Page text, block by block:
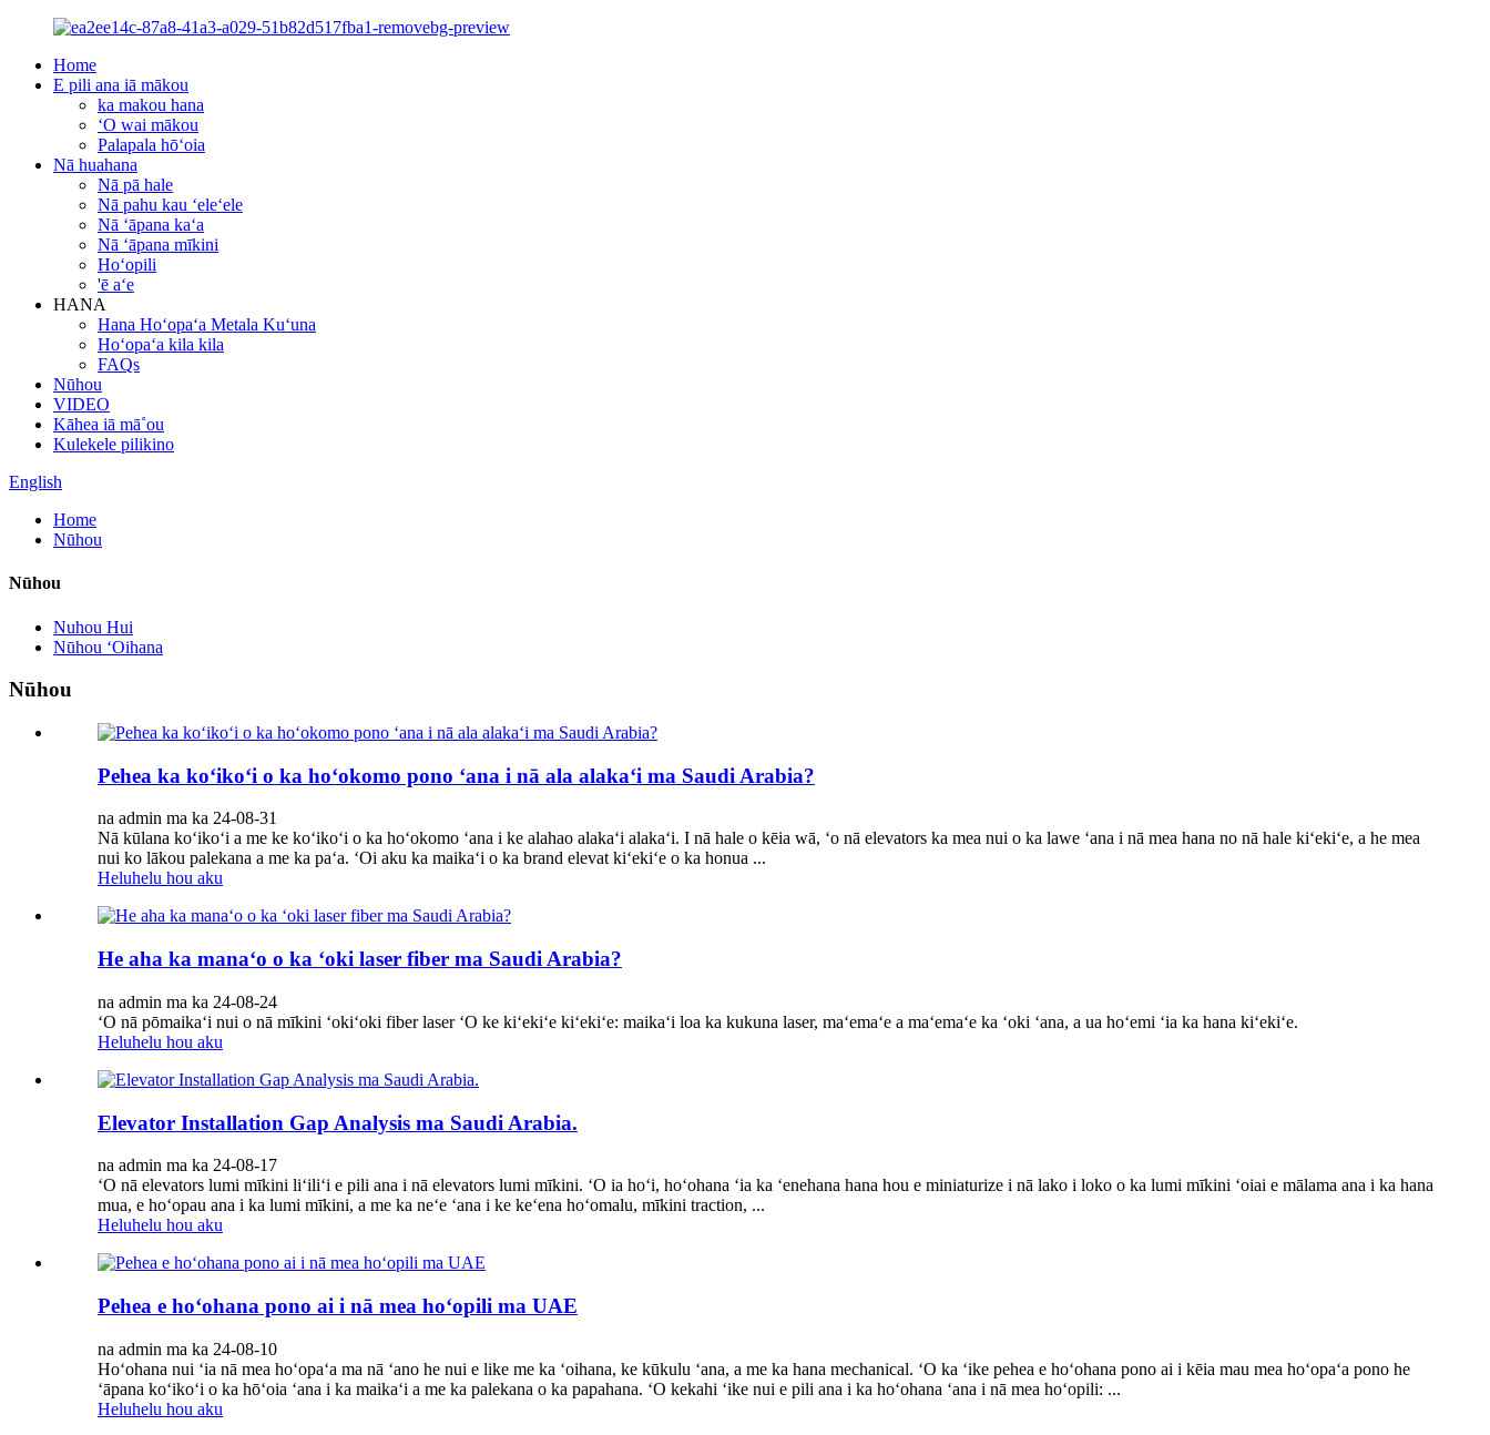
Home
E pili ana iā mākou
ka makou hana
ʻO wai mākou
Palapala hōʻoia
Nā huahana
Nā pā hale
Nā pahu kau ʻeleʻele
Nā ʻāpana kaʻa
Nā ʻāpana mīkini
Hoʻopili
'ē aʻe
HANA
Hana Hoʻopaʻa Metala Kuʻuna
Hoʻopaʻa kila kila
FAQs
Nūhou
VIDEO
Kāhea iā mā˚ou
Kulekele pilikino
English
Home
Nūhou
Nūhou
Nuhou Hui
Nūhou ʻOihana
Nūhou
Pehea ka koʻikoʻi o ka hoʻokomo pono ʻana i nā ala alakaʻi ma Saudi Arabia?
na admin ma ka 24-08-31
Nā kūlana koʻikoʻi a me ke koʻikoʻi o ka hoʻokomo ʻana i ke alahao alakaʻi alakaʻi. I nā hale o kēia wā, ʻo nā elevators ka mea nui o ka lawe ʻana i nā mea hana no nā hale kiʻekiʻe, a he mea
nui ko lākou palekana a me ka paʻa. ʻOi aku ka maikaʻi o ka brand elevat kiʻekiʻe o ka honua ...
Heluhelu hou aku
He aha ka manaʻo o ka ʻoki laser fiber ma Saudi Arabia?
na admin ma ka 24-08-24
ʻO nā pōmaikaʻi nui o nā mīkini ʻokiʻoki fiber laser ʻO ke kiʻekiʻe kiʻekiʻe: maikaʻi loa ka kukuna laser, maʻemaʻe a maʻemaʻe ka ʻoki ʻana, a ua hoʻemi ʻia ka hana kiʻekiʻe.
Heluhelu hou aku
Elevator Installation Gap Analysis ma Saudi Arabia.
na admin ma ka 24-08-17
ʻO nā elevators lumi mīkini liʻiliʻi e pili ana i nā elevators lumi mīkini. ʻO ia hoʻi, hoʻohana ʻia ka ʻenehana hana hou e miniaturize i nā lako i loko o ka lumi mīkini ʻoiai e mālama ana i ka hana
mua, e hoʻopau ana i ka lumi mīkini, a me ka neʻe ʻana i ke keʻena hoʻomalu, mīkini traction, ...
Heluhelu hou aku
Pehea e hoʻohana pono ai i nā mea hoʻopili ma UAE
na admin ma ka 24-08-10
Hoʻohana nui ʻia nā mea hoʻopaʻa ma nā ʻano he nui e like me ka ʻoihana, ke kūkulu ʻana, a me ka hana mechanical. ʻO ka ʻike pehea e hoʻohana pono ai i kēia mau mea hoʻopaʻa pono he
ʻāpana koʻikoʻi o ka hōʻoia ʻana i ka maikaʻi a me ka palekana o ka papahana. ʻO kekahi ʻike nui e pili ana i ka hoʻohana ʻana i nā mea hoʻopili: ...
Heluhelu hou aku